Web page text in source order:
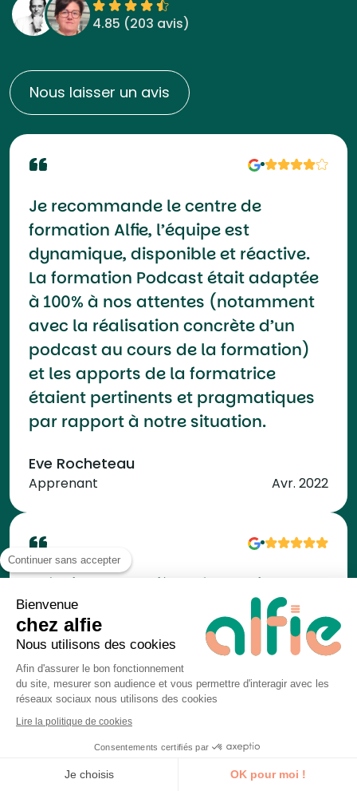
4.85 (203 avis)
Nous laisser un avis
Je recommande le centre de
formation Alfie, l’équipe est
dynamique, disponible et réactive.
La formation Podcast était adaptée
à 100% à nos attentes (notamment
avec la réalisation concrète d’un
podcast au cours de la formation)
et les apports de la formatrice
étaient pertinents et pragmatiques
par rapport à notre situation.
Eve Rocheteau
Apprenant Avr. 2022
C’était ma deuxième formation avec
Alfie, les équipes sont réactives et
accueillantes. Les formateurs étant
des professionnels de leurs
domaines, leurs enseignements ont
totalement correspondu à mes
besoins. => Google Ads | Pierre-
Alexandre le Ribler. => GA4 | Aristide
Riou.
Continuer sans accepter
Bienvenue
chez alfie
Nous utilisons des cookies
Afin d'assurer le bon fonctionnement
du site, mesurer son audience et vous permettre d'interagir avec les
réseaux sociaux nous utilisons des cookies
Lire la politique de cookies
Consentements certifiés par
Je choisis OK pour moi !